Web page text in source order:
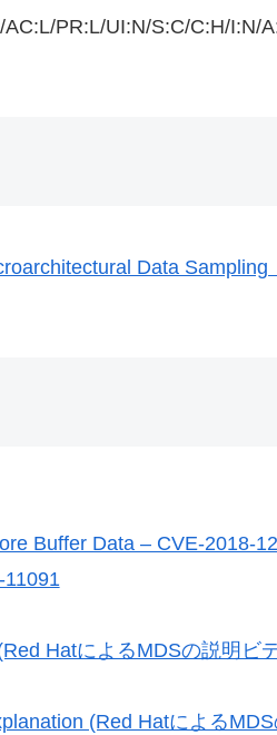
PR:L/UI:N/S:C/C:H/I:N/
Data Sampling
Buffer Data – CVE-2018-
HatによるMDSの説明ビ
(Red Hatによる